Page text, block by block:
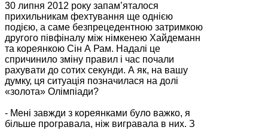
30 липня 2012 року запам’яталося
прихильникам фехтування ще однією
подією, а саме безпрецедентною затримкою
другого півфіналу між німкенею Хайдеманн
та кореянкою Сін А Рам. Надалі це
спричинило зміну правил і час почали
рахувати до сотих секунди. А як, на вашу
думку, ця ситуація позначилася на долі
«золота» Олімпіади?
- Мені завжди з кореянками було важко, я
більше програвала, ніж вигравала в них. З